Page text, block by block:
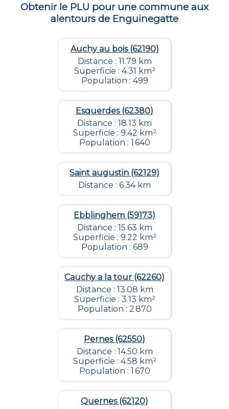
Obtenir le PLU pour une commune aux
alentours de Enguinegatte
Auchy au bois (62190)
Distance : 11.79 km
Superficie : 4.31 km²
Population : 499
Esquerdes (62380)
Distance : 18.13 km
Superficie : 9.42 km²
Population : 1 640
Saint augustin (62129)
Distance : 6.34 km
Ebblinghem (59173)
Distance : 15.63 km
Superficie : 9.22 km²
Population : 689
Cauchy a la tour (62260)
Distance : 13.08 km
Superficie : 3.13 km²
Population : 2 870
Pernes (62550)
Distance : 14.50 km
Superficie : 4.58 km²
Population : 1 670
Quernes (62120)